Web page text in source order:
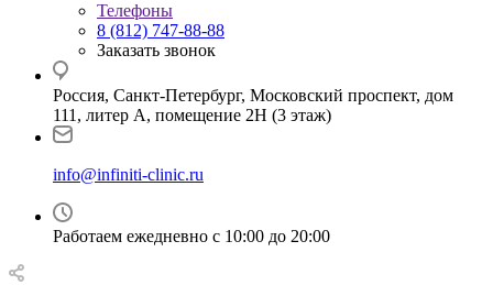
Телефоны
8 (812) 747-88-88
Заказать звонок
Россия, Санкт-Петербург, Московский проспект, дом
111, литер А, помещение 2Н (3 этаж)
info@infiniti-clinic.ru
Работаем ежедневно с 10:00 до 20:00